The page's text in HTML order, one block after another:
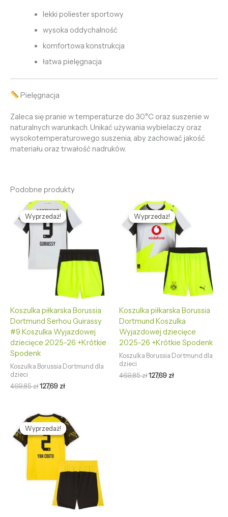
lekki poliester sportowy
wysoka oddychalność
komfortowa konstrukcja
łatwa pielęgnacja
Pielęgnacja
Zaleca się pranie w temperaturze do 30°C oraz suszenie w
naturalnych warunkach. Unikać używania wybielaczy oraz
wysokotemperaturowego suszenia, aby zachować jakość
materiału oraz trwałość nadruków.
Podobne produkty
Wyprzedaż!
Wyprzedaż!
Koszulka piłkarska Borussia
Dortmund Serhou Guirassy
#9 Koszulka Wyjazdowej
dziecięce 2025-26 +Krótkie
Spodenk
Koszulka Borussia Dortmund dla
dzieci
469,85zł
Pierwotna
cena
wynosiła:
469,85 zł.
127,69 zł
Aktualna
cena
wynosi:
127,69 zł.
Wyprzedaż!
Wyprzedaż!
Koszulka piłkarska Borussia
Dortmund Koszulka
Wyjazdowej dziecięce
2025-26 +Krótkie Spodenk
Koszulka Borussia Dortmund dla
dzieci
469,85zł
Pierwotna
cena
wynosiła:
469,85 zł.
127,69 zł
Aktualna
cena
wynosi:
127,69 zł.
Wyprzedaż!
Wyprzedaż!
Pierwotna
cena
wynosiła:
469,85 zł.
Aktualna
cena
wynosi:
127,69 zł.